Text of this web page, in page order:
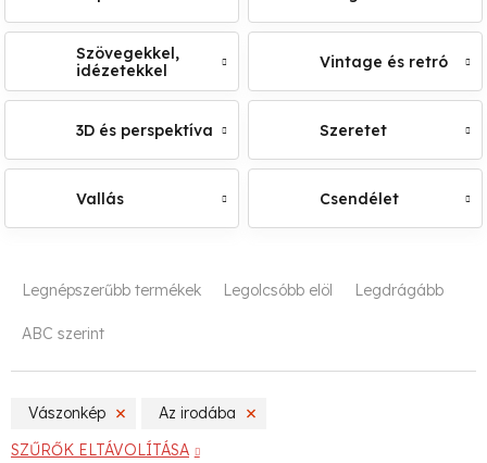
Szövegekkel,
idézetekkel
Vintage és retró
3D és perspektíva Szeretet
Vallás Csendélet
T
m
é
Legnépszerűbb termékek Legolcsóbb elöl Legdrágább
ABC szerint
Vászonkép
Az irodába
SZŰRŐK ELTÁVOLÍTÁSA